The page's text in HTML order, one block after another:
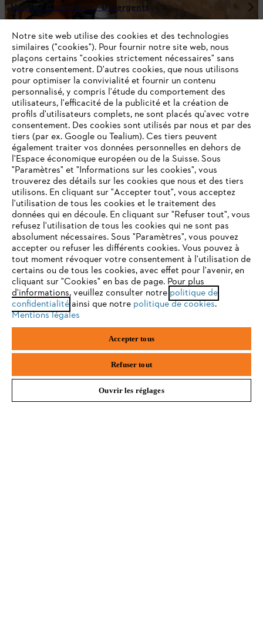
Huiles / Carburants / Détergents
Équipements de protection individuelle
NE RATEZ PLUS RIEN GRÂCE À LA
NEWSLETTER STIHL!
E-mail
S'inscrire
#STIHL
VOTRE NAVIGATEUR INTERNET
N'EST PLUS PRIS EN CHARGE
Vous utilisez un navigateur Internet que nous ne prenons plus
en charge, et certaines fonctionnalités de notre site ne
peuvent fonctionner correctement. Pour une utilisation
optimale de notre site, nous vous recommandons de passer à
l'un des navigateurs suivants :
firefox chrome
Notre site web utilise des cookies et des technologies
similaires ("cookies"). Pour fournir notre site web, nous
plaçons certains "cookies strictement nécessaires" sans
votre consentement. D'autres cookies, que nous utilisons
pour optimiser la convivialité et fournir un contenu
personnalisé, y compris l'étude du comportement des
utilisateurs, l'efficacité de la publicité et la création de
profils d'utilisateurs complets, ne sont placés qu'avec votre
consentement. Des cookies sont utilisés par nous et par des
tiers (par ex. Google ou Tealium). Ces tiers peuvent
également traiter vos données personnelles en dehors de
l'Espace économique européen ou de la Suisse. Sous
"Paramètres" et "Informations sur les cookies", vous
trouverez des détails sur les cookies que nous et des tiers
utilisons. En cliquant sur "Accepter tout", vous acceptez
l'utilisation de tous les cookies et le traitement des
données qui en découle. En cliquant sur "Refuser tout", vous
refusez l'utilisation de tous les cookies qui ne sont pas
absolument nécessaires. Sous "Paramètres", vous pouvez
accepter ou refuser les différents cookies. Vous pouvez à
tout moment révoquer votre consentement à l'utilisation de
certains ou de tous les cookies, avec effet pour l'avenir, en
cliquant sur "Cookies" en bas de page. Pour plus
d'informations, veuillez consulter notre politique de
confidentialitéainsi que notre politique de cookies.
Mentions légales
Accepter tous
Refuser tout
Ouvrir les réglages